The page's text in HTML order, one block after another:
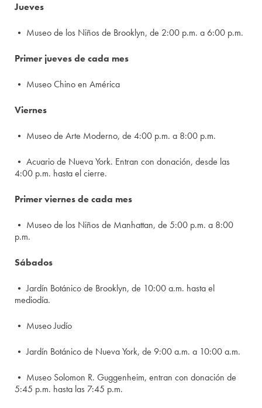
Jueves
• Museo de los Niños de Brooklyn, de 2:00 p.m. a 6:00 p.m.
Primer jueves de cada mes
• Museo Chino en América
Viernes
• Museo de Arte Moderno, de 4:00 p.m. a 8:00 p.m.
• Acuario de Nueva York. Entran con donación, desde las
4:00 p.m. hasta el cierre.
Primer viernes de cada mes
• Museo de los Niños de Manhattan, de 5:00 p.m. a 8:00
p.m.
Sábados
• Jardín Botánico de Brooklyn, de 10:00 a.m. hasta el
mediodía.
• Museo Judío
• Jardín Botánico de Nueva York, de 9:00 a.m. a 10:00 a.m.
• Museo Solomon R. Guggenheim, entran con donación de
5:45 p.m. hasta las 7:45 p.m.